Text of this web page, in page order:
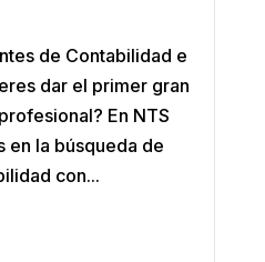
de Contabilidad e
dar el primer gran
En NTS
en la búsqueda de
con...